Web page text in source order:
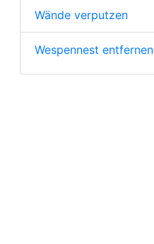
Wände verputzen
Wespennest entfernen